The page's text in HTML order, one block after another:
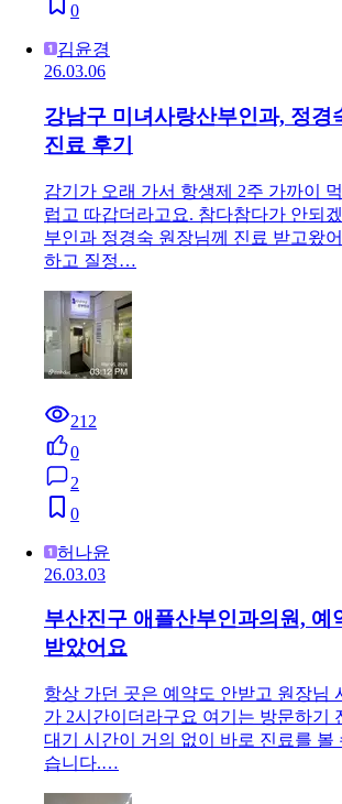
0
김윤경
26.03.06
강남구 미녀사랑산부인과, 정경
진료 후기
감기가 오래 가서 항생제 2주 가까이
럽고 따갑더라고요. 참다참다가 안되
부인과 정경숙 원장님께 진료 받고왔
하고 질정…
212
0
2
0
허나윤
26.03.03
부산진구 애플산부인과의원, 예
받았어요
항상 가던 곳은 예약도 안받고 원장님
가 2시간이더라구요 여기는 방문하기
대기 시간이 거의 없이 바로 진료를 볼
습니다.…